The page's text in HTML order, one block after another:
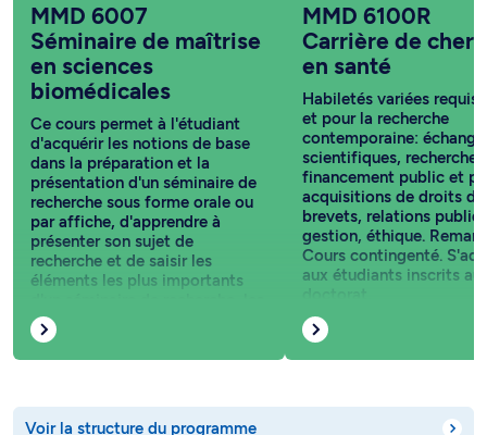
MMD 6007
Séminaire de maîtrise
en sciences
biomédicales
Ce cours permet à l'étudiant
d'acquérir les notions de base
dans la préparation et la
présentation d'un séminaire de
recherche sous forme orale ou
par affiche, d'apprendre à
présenter son sujet de
recherche et de saisir les
éléments les plus importants
résumer et les critiquer.
MMD 6100R
Carrière de
en santé
Habiletés variées
et pour la recherche
contemporaine:
scientifiques, recherche
financement public et
acquisitions de droits
brevets, relations
gestion, éthique.
Cours contingenté.
aux étudiants inscrits au
doctorat.
Voir la structure du programme